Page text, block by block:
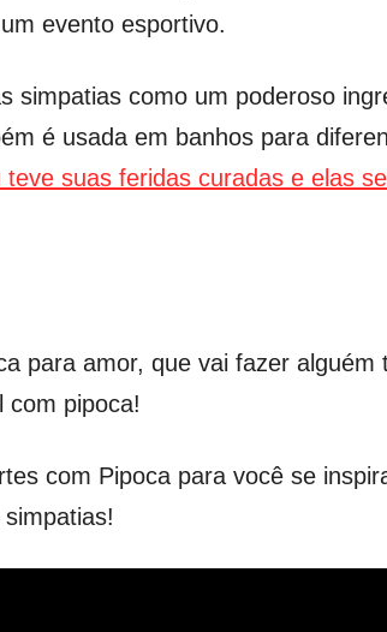
evento esportivo.
simpatias como um poderoso
é usada em banhos para
teve suas feridas curadas e elas
para amor, que vai fazer alguém
com pipoca!
com Pipoca para você se